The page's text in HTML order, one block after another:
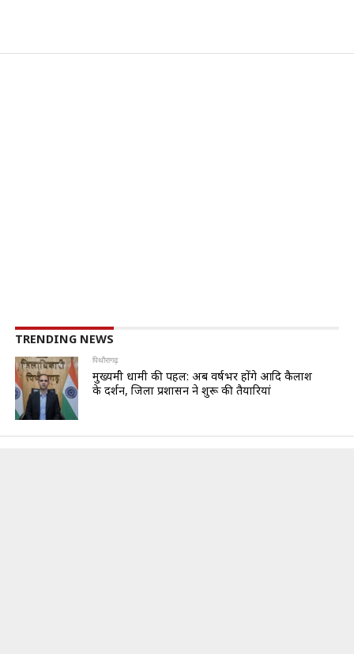
TRENDING NEWS
पिथौरागढ़
मुख्यमंत्री धामी की पहल: अब वर्षभर होंगे आदि कैलाश
के दर्शन, जिला प्रशासन ने शुरू की तैयारियां